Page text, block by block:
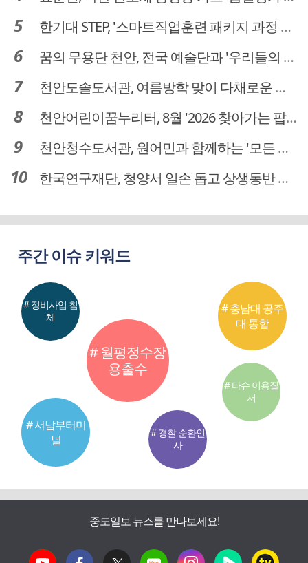
한기대 STEP, '스마트직업훈련 패키지 과정 3기' 모집
꿈의 무용단 천안, 전국 예술단과 '우리들의 하모니' 선보여
천안도솔도서관, 여름방학 맞이 다채로운 독서문화 프로그램 운영
천안어린이꿈누리터, 8월 '2026 찾아가는 팝업놀이터' 운영
천안청수도서관, 원어민과 함께하는 '모든 영어 모든 독서' 운영
한국연구재단, 청양서 일손 돕고 상생동반 친구맺기 봉사활동
주간 이슈 키워드
# 월평정수장
용출수
# 서남부터미
널
# 충남대 공주
대 통합
# 정비사업 침
체
# 경찰 순환인
사
# 타슈 이용질
서
중도일보 뉴스를 만나보세요!